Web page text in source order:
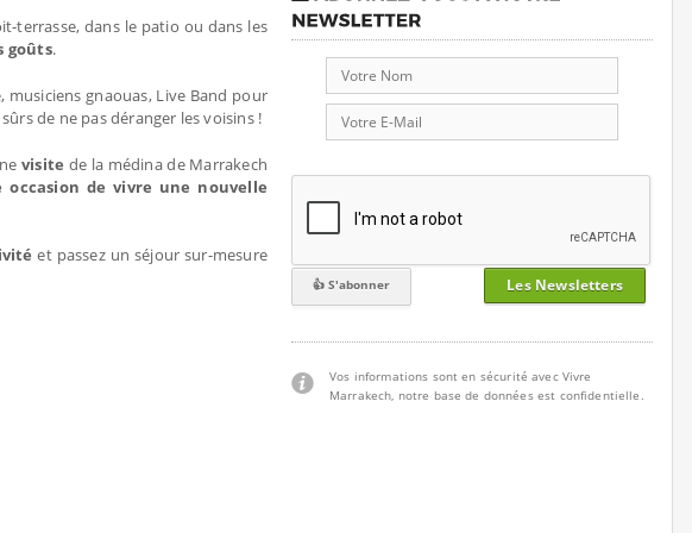
terrasse, dans le patio ou dans les
goûts.
musiciens gnaouas, Live Band pour
de ne pas déranger les voisins !
visite de la médina de Marrakech
occasion de vivre une nouvelle
et passez un séjour sur-mesure
Les Newsletters
Vos informations sont en sécurité avec Vivre
Marrakech, notre base de données est confidentielle.